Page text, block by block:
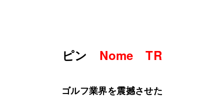
ピン Nome TR
ゴルフ業界を震撼させた